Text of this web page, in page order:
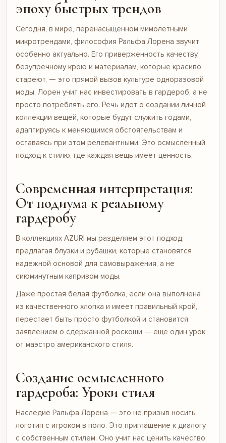
эпоху быстрых трендов
Сегодня, в мире, перенасыщенном мимолетными
микротрендами, философия Ральфа Лорена звучит
особенно актуально. Его приверженность качеству,
безупречному крою и материалам, которые красиво
стареют, — это прямой вызов культуре одноразовой
моды. Лорен учит нас инвестировать в гардероб, а не
просто потреблять его. Речь идет о создании личной
коллекции вещей, которые будут служить годами,
адаптируясь к меняющимся обстоятельствам и
оставаясь при этом релевантными. Это осмысленный
подход к стилю, где каждая вещь имеет ценность.
Современная интерпретация:
От подиума к реальному
гардеробу
В коллекциях AZURI мы разделяем этот подход,
предлагая блузки и рубашки , которые становятся
надежной основой для самовыражения, а не
сиюминутным капризом моды.
Даже простая белая футболка, если она выполнена
из качественного хлопка и имеет правильный крой,
перестает быть просто футболкой и становится
заявлением о сдержанной роскоши — еще один урок
от маэстро американского стиля.
Создание осмысленного
гардероба: Уроки стиля
Наследие Ральфа Лорена — это не призыв носить
логотип с игроком в поло. Это приглашение к диалогу
с собственным стилем. Оно учит нас ценить качество